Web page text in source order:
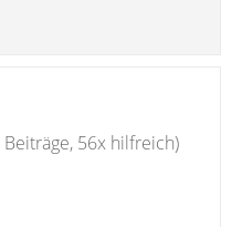
Beiträge, 56x hilfreich)